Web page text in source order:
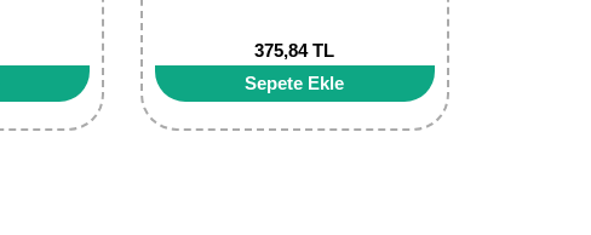
375,84 TL
Sepete Ekle